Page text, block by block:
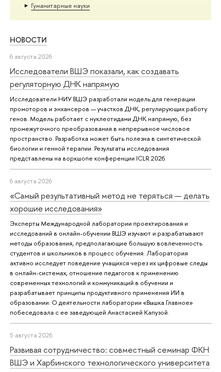
Гуманитарные науки
НОВОСТИ
6 августа 2026
Исследователи ВШЭ показали, как создавать
регуляторную ДНК напрямую
Исследователи НИУ ВШЭ разработали модель для генерации
промоторов и энхансеров — участков ДНК, регулирующих работу
генов. Модель работает с нуклеотидами ДНК напрямую, без
промежуточного преобразования в непрерывное числовое
пространство. Разработка может быть полезна в синтетической
биологии и генной терапии. Результаты исследования
представлены на воркшопе конференции ICLR 2026.
6 августа 2026
«Самый результативный метод не теряться — делать
хорошие исследования»
Эксперты Международной лаборатории проектирования и
исследований в онлайн-обучении ВШЭ изучают и разрабатывают
методы образования, предполагающие большую вовлеченность
студентов и школьников в процесс обучения. Лаборатория
активно исследует поведение учащихся через их цифровые следы
в онлайн-системах, отношение педагогов к применению
современных технологий и коммуникаций в обучении и
разрабатывает принципы продуктивного применения ИИ в
образовании. О деятельности лаборатории «Вышка.Главное»
побеседовала с ее заведующей Анастасией Капузой.
5 августа 2026
Развивая сотрудничество: совместный семинар ФКН
ВШЭ и Харбинского технологического университета